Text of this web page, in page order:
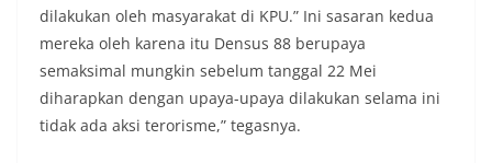
dilakukan oleh masyarakat di KPU.” Ini sasaran kedua
mereka oleh karena itu Densus 88 berupaya
semaksimal mungkin sebelum tanggal 22 Mei
diharapkan dengan upaya-upaya dilakukan selama ini
tidak ada aksi terorisme,” tegasnya.